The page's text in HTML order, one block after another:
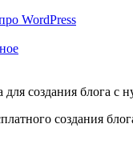
WordPress
создания блога с
создания